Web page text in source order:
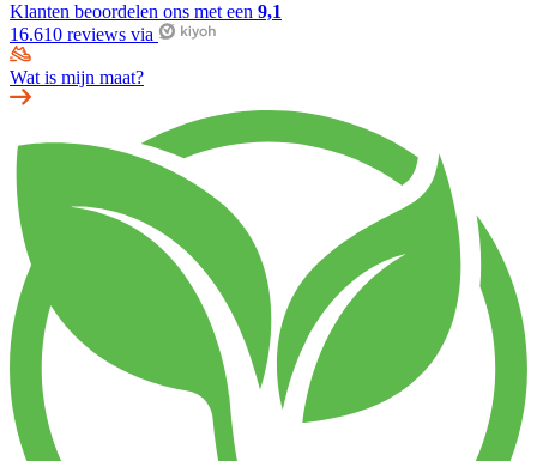
Klanten beoordelen ons met een 9,1
16.610 reviews via
Wat is mijn maat?